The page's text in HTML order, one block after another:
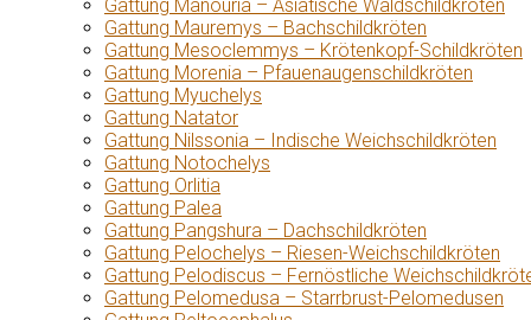
Gattung Manouria – Asiatische Waldschildkröten
Gattung Mauremys – Bachschildkröten
Gattung Mesoclemmys – Krötenkopf-Schildkröten
Gattung Morenia – Pfauenaugenschildkröten
Gattung Myuchelys
Gattung Natator
Gattung Nilssonia – Indische Weichschildkröten
Gattung Notochelys
Gattung Orlitia
Gattung Palea
Gattung Pangshura – Dachschildkröten
Gattung Pelochelys – Riesen-Weichschildkröten
Gattung Pelodiscus – Fernöstliche
Gattung Pelomedusa – Starrbrust-Pelomedusen